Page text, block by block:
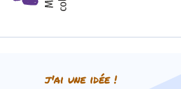
j'ai une idée !